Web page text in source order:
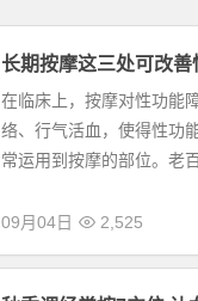
长期按摩这三处可改善
在临床上，按摩对性功能
络、行气活血，使得性功
常运用到按摩的部位。老
09月04日 2,525